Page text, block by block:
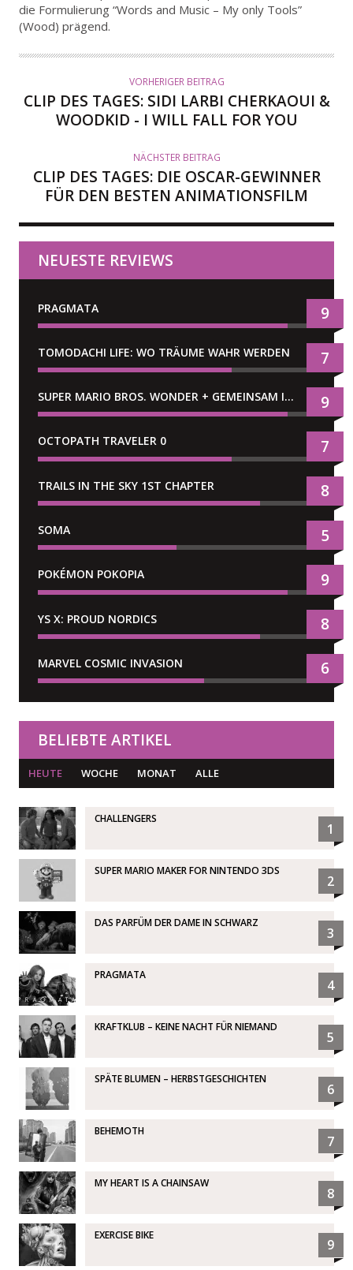
O
R
die Formulierung “Words and Music – My only Tools”
(Wood) prägend.
VORHERIGER BEITRAG
CLIP DES TAGES: SIDI LARBI CHERKAOUI &
WOODKID - I WILL FALL FOR YOU
NÄCHSTER BEITRAG
CLIP DES TAGES: DIE OSCAR-GEWINNER
FÜR DEN BESTEN ANIMATIONSFILM
NEUESTE REVIEWS
PRAGMATA 9
TOMODACHI LIFE: WO TRÄUME WAHR WERDEN 7
SUPER MARIO BROS. WONDER + GEMEINSAM IM BELLABEL-PARK 9
OCTOPATH TRAVELER 0 7
TRAILS IN THE SKY 1ST CHAPTER 8
SOMA 5
POKÉMON POKOPIA 9
YS X: PROUD NORDICS 8
MARVEL COSMIC INVASION 6
BELIEBTE ARTIKEL
HEUTE WOCHE MONAT ALLE
CHALLENGERS
1
SUPER MARIO MAKER FOR NINTENDO 3DS
2
DAS PARFÜM DER DAME IN SCHWARZ
3
PRAGMATA
4
KRAFTKLUB – KEINE NACHT FÜR NIEMAND
5
SPÄTE BLUMEN – HERBSTGESCHICHTEN
6
BEHEMOTH
7
MY HEART IS A CHAINSAW
8
EXERCISE BIKE
9